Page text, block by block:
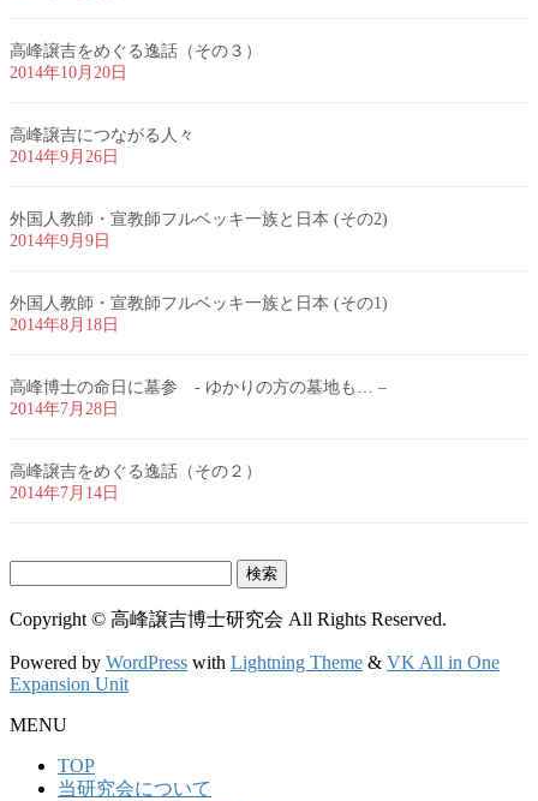
高峰譲吉をめぐる逸話（その３）
2014年10月20日
高峰譲吉につながる人々
2014年9月26日
外国人教師・宣教師フルベッキ一族と日本 (その2)
2014年9月9日
外国人教師・宣教師フルベッキ一族と日本 (その1)
2014年8月18日
高峰博士の命日に墓参 - ゆかりの方の墓地も… –
2014年7月28日
高峰譲吉をめぐる逸話（その２）
2014年7月14日
Copyright © 高峰譲吉博士研究会 All Rights Reserved.
Powered by WordPress with Lightning Theme & VK All in One
Expansion Unit
MENU
TOP
当研究会について